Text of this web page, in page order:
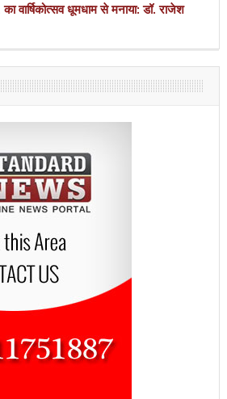
वार्षिकोत्सव धूमधाम से मनाया: डॉ. राजेश